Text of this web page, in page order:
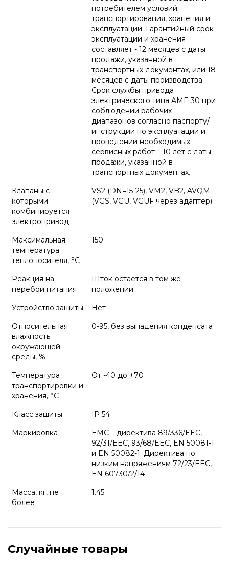
потребителем условий
транспортирования, хранения и
эксплуатации. Гарантийный срок
эксплуатации и хранения
составляет - 12 месяцев с даты
продажи, указанной в
транспортных документах, или 18
месяцев с даты производства.
Срок службы привода
электрического типа AME 30 при
соблюдении рабочих
диапазонов согласно паспорту/
инструкции по эксплуатации и
проведении необходимых
сервисных работ – 10 лет с даты
продажи, указанной в
транспортных документах.
Клапаны с
которыми
комбинируется
электропривод
VS2 (DN=15-25), VM2, VB2, AVQM;
(VGS, VGU, VGUF через адаптер)
Максимальная
температура
теплоносителя, °C
150
Реакция на
перебои питания
Шток остается в том же
положении
Устройство защиты
Нет
Относительная
влажность
окружающей
среды, %
0-95, без выпадения конденсата
Температура
транспортировки и
хранения, °С
От -40 до +70
Класс защиты
IP 54
Маркировка
EMC – директива 89/336/EEC,
92/31/EEC, 93/68/EEC, EN 50081-1
и EN 50082-1. Директива по
низким напряжениям 72/23/EEC,
EN 60730/2/14
Масса, кг, не
более
1.45
Случайные товары